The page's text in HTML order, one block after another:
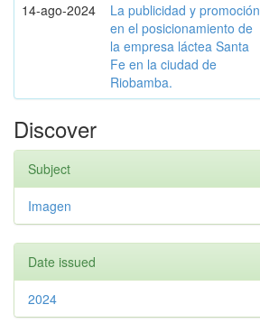
14-ago-2024
La publicidad y promoción
en el posicionamiento de
la empresa láctea Santa
Fe en la ciudad de
Riobamba.
Discover
Subject
Imagen
Date issued
2024